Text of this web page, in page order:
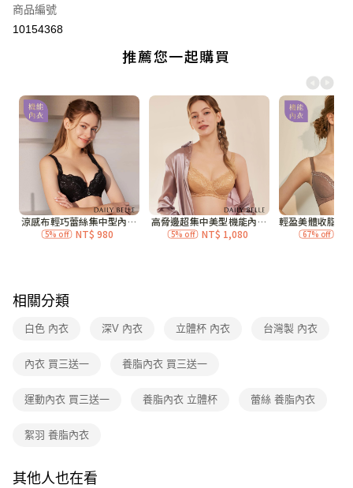
全家付款取貨
每筆NT$70，滿NT$3,000(含以上)免運費
7-11付款取貨
每筆NT$70，滿NT$3,000(含以上)免運費
付款後7-11取貨
每筆NT$70，滿NT$3,000(含以上)免運費
宅配
每筆NT$120，滿NT$3,000(含以上)免運費
海外
商品編號
10154368
相關分類
白色 內衣 深V 內衣 立體杯 內衣 台灣製 內衣
內衣 買三送一 養脂內衣 買三送一
運動內衣 買三送一 養脂內衣 立體杯 蕾絲 養脂內衣
絮羽 養脂內衣
其他人也在看